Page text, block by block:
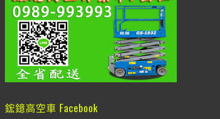
鋐鐿高空車 Facebook